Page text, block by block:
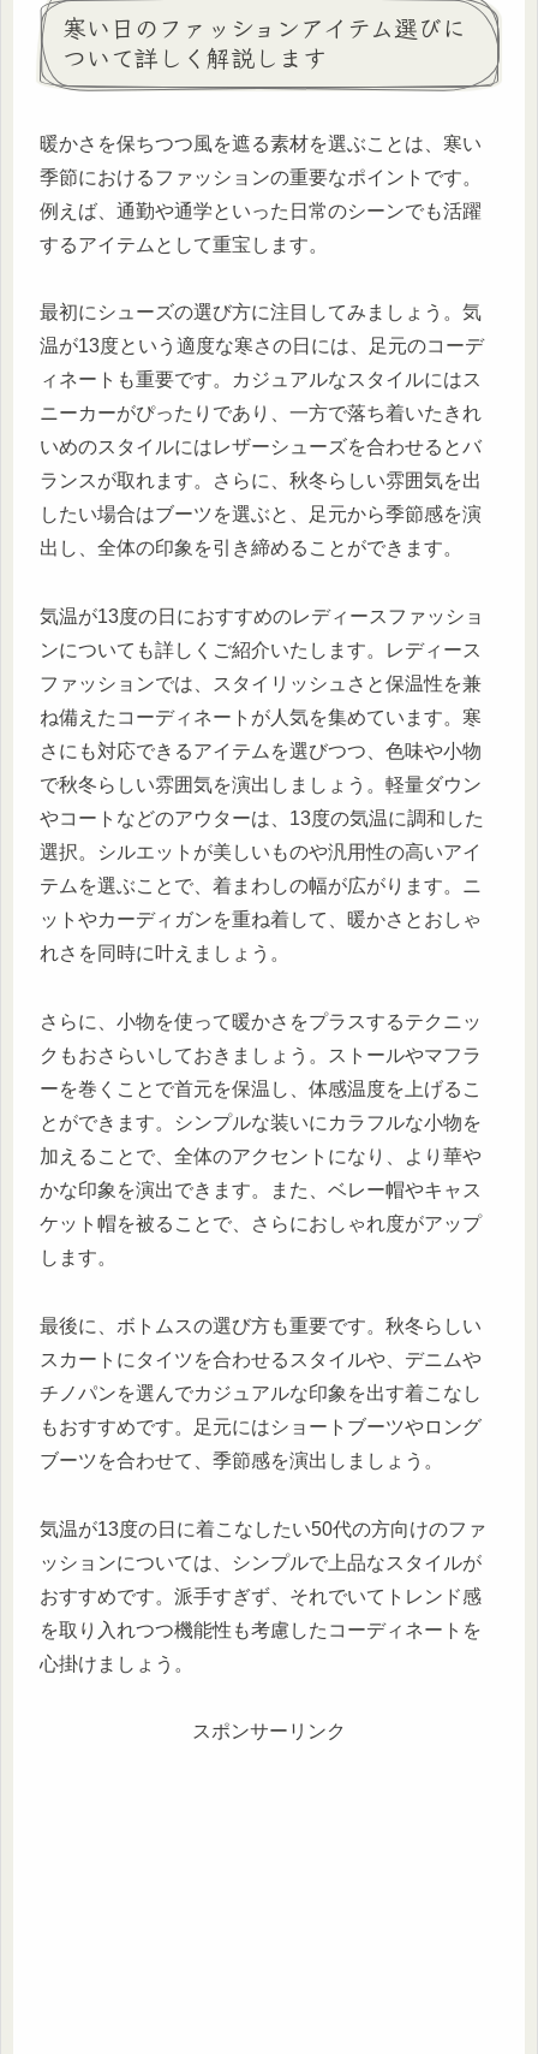
寒い日のファッションアイテム選びに
ついて詳しく解説します
暖かさを保ちつつ風を遮る素材を選ぶことは、寒い
季節におけるファッションの重要なポイントです。
例えば、通勤や通学といった日常のシーンでも活躍
するアイテムとして重宝します。
最初にシューズの選び方に注目してみましょう。気
温が13度という適度な寒さの日には、足元のコーデ
ィネートも重要です。カジュアルなスタイルにはス
ニーカーがぴったりであり、一方で落ち着いたきれ
いめのスタイルにはレザーシューズを合わせるとバ
ランスが取れます。さらに、秋冬らしい雰囲気を出
したい場合はブーツを選ぶと、足元から季節感を演
出し、全体の印象を引き締めることができます。
気温が13度の日におすすめのレディースファッショ
ンについても詳しくご紹介いたします。レディース
ファッションでは、スタイリッシュさと保温性を兼
ね備えたコーディネートが人気を集めています。寒
さにも対応できるアイテムを選びつつ、色味や小物
で秋冬らしい雰囲気を演出しましょう。軽量ダウン
やコートなどのアウターは、13度の気温に調和した
選択。シルエットが美しいものや汎用性の高いアイ
テムを選ぶことで、着まわしの幅が広がります。ニ
ットやカーディガンを重ね着して、暖かさとおしゃ
れさを同時に叶えましょう。
さらに、小物を使って暖かさをプラスするテクニッ
クもおさらいしておきましょう。ストールやマフラ
ーを巻くことで首元を保温し、体感温度を上げるこ
とができます。シンプルな装いにカラフルな小物を
加えることで、全体のアクセントになり、より華や
かな印象を演出できます。また、ベレー帽やキャス
ケット帽を被ることで、さらにおしゃれ度がアップ
します。
最後に、ボトムスの選び方も重要です。秋冬らしい
スカートにタイツを合わせるスタイルや、デニムや
チノパンを選んでカジュアルな印象を出す着こなし
もおすすめです。足元にはショートブーツやロング
ブーツを合わせて、季節感を演出しましょう。
気温が13度の日に着こなしたい50代の方向けのファ
ッションについては、シンプルで上品なスタイルが
おすすめです。派手すぎず、それでいてトレンド感
を取り入れつつ機能性も考慮したコーディネートを
心掛けましょう。
スポンサーリンク